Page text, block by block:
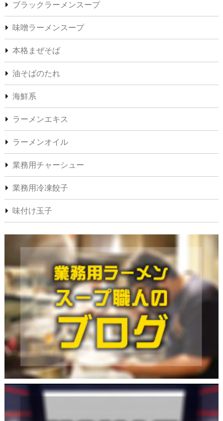
ブラックラーメンスープ
味噌ラーメンスープ
本格まぜそば
油そばのたれ
海鮮系
ラーメンエキス
ラーメンオイル
業務用チャーシュー
業務用冷凍餃子
味付け玉子